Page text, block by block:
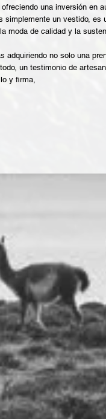
una inversión en
simplemente un vestido, es
moda de calidad y la
adquiriendo no solo una
un testimonio de
y firma,